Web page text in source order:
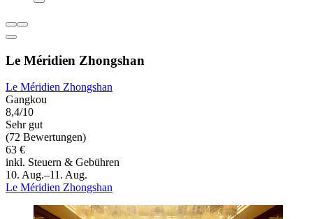
Le Méridien Zhongshan
Le Méridien Zhongshan
Gangkou
8,4/10
Sehr gut
(72 Bewertungen)
63 €
inkl. Steuern & Gebühren
10. Aug.–11. Aug.
Le Méridien Zhongshan